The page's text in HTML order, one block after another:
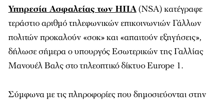
Υπηρεσία Ασφαλείας των ΗΠΑ (NSA) κατέγραφε
τεράστιο αριθμό τηλεφωνικών επικοινωνιών Γάλλων
πολιτών προκαλούν «σοκ» και «απαιτούν εξηγήσεις»,
δήλωσε σήμερα ο υπουργός Εσωτερικών της Γαλλίας
Μανουέλ Βαλς στο τηλεοπτικό δίκτυο Europe 1.
Σύμφωνα με τις πληροφορίες που δημοσιεύονται στην